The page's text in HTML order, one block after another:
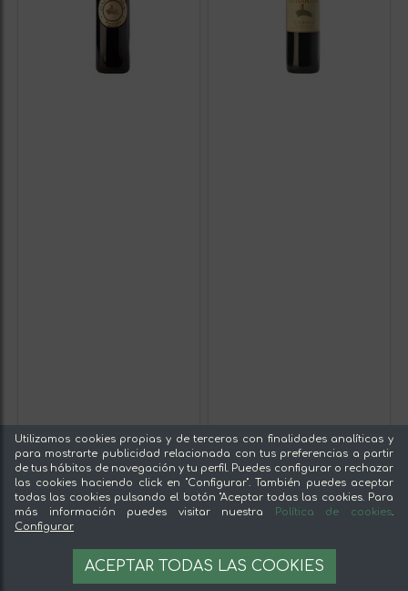
Utilizamos cookies propias y de terceros con finalidades analíticas y
para mostrarte publicidad relacionada con tus preferencias a partir
de tus hábitos de navegación y tu perfil. Puedes configurar o rechazar
las cookies haciendo click en "Configurar". También puedes aceptar
todas las cookies pulsando el botón "Aceptar todas las cookies. Para
más información puedes visitar nuestra
Política de cookies.
Configurar
ACEPTAR TODAS LAS COOKIES